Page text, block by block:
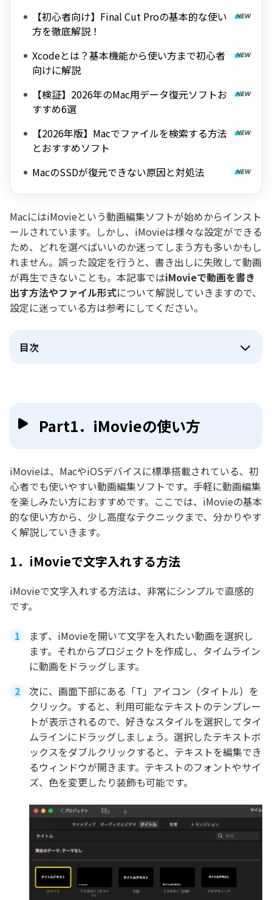
【初心者向け】Final Cut Proの基本的な使い
方を徹底解説！
Xcodeとは？基本機能から使い方まで初心者
向けに解説
【検証】2026年のMac用データ復元ソフトお
すすめ6選
【2026年版】Macでファイルを検索する方法
とおすすめソフト
MacのSSDが復元できない原因と対処法
MacにはiMovieという動画編集ソフトが始めからインスト
ールされています。しかし、iMovieは様々な設定ができる
ため、どれを選べばいいのか迷ってしまう方も多いかもし
れません。誤った設定を行うと、書き出しに失敗して動画
が再生できないことも。本記事ではiMovieで動画を書き
出す方法やファイル形式について解説していきますので、
設定に迷っている方は参考にしてください。
目次
Part1．iMovieの使い方
iMovieは、MacやiOSデバイスに標準搭載されている、初
心者でも使いやすい動画編集ソフトです。手軽に動画編集
を楽しみたい方におすすめです。ここでは、iMovieの基本
的な使い方から、少し高度なテクニックまで、分かりやす
く解説していきます。
1．iMovieで文字入れする方法
iMovieで文字入れする方法は、非常にシンプルで直感的
です。
まず、iMovieを開いて文字を入れたい動画を選択し
ます。それからプロジェクトを作成し、タイムライン
に動画をドラッグします。
次に、画面下部にある「T」アイコン（タイトル）を
クリック。すると、利用可能なテキストのテンプレー
トが表示されるので、好きなスタイルを選択してタイ
ムラインにドラッグしましょう。選択したテキストボ
ックスをダブルクリックすると、テキストを編集でき
るウィンドウが開きます。テキストのフォントやサイ
ズ、色を変更したり装飾も可能です。